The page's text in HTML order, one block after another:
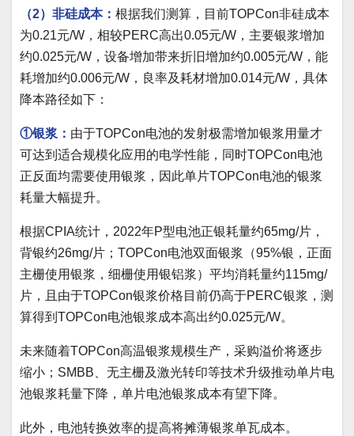
（2）非硅成本： 根据我们测算，目前TOPCon非硅成本
为0.21元/W，相较PERC高出0.05元/W，主要银浆增加
约0.025元/W，设备增加带来折旧增加约0.005元/W，能
耗增加约0.006元/W，良率及耗材增加0.014元/W，具体
降本路径如下：
①银浆： 由于TOPCon电池的发射极需增加银浆用量才
可达到适合规模化应用的电学性能，同时TOPCon电池
正反面均需要使用银浆，因此单片TOPCon电池的银浆
耗量大幅提升。
根据CPIA统计，2022年P型电池正银耗量约65mg/片，
背银约26mg/片；TOPCon电池双面银浆（95%银，正面
主栅使用银浆，细栅使用银铝浆）平均消耗量约115mg/
片，且由于TOPCon银浆价格目前仍高于PERC银浆，测
算得到TOPCon电池银浆成本高出约0.025元/W。
未来随着TOPCon高温银浆规模生产，采购溢价将逐步
缩小；SMBB、无主栅及激光转印等技术升级推动单片电
池银浆耗量下降，单片电池银浆成本有望下降。
此外，电池转换效率的提高将摊薄银浆单瓦成本。